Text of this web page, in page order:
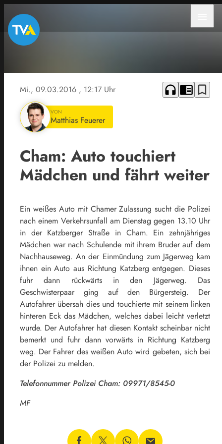
Mi., 09.03.2016 , 12:17 Uhr headphones chrome_reader_mode bookmark_border
VON
Matthias Feuerer
Cham: Auto touchiert
Mädchen und fährt weiter
Ein weißes Auto mit Chamer Zulassung sucht die Polizei
nach einem Verkehrsunfall am Dienstag gegen 13.10 Uhr
in der Katzberger Straße in Cham. Ein zehnjähriges
Mädchen war nach Schulende mit ihrem Bruder auf dem
Nachhauseweg. An der Einmündung zum Jägerweg kam
ihnen ein Auto aus Richtung Katzberg entgegen. Dieses
fuhr dann rückwärts in den Jägerweg. Das
Geschwisterpaar ging auf den Bürgersteig. Der
Autofahrer übersah dies und touchierte mit seinem linken
hinteren Eck das Mädchen, welches dabei leicht verletzt
wurde. Der Autofahrer hat diesen Kontakt scheinbar nicht
bemerkt und fuhr dann vorwärts in Richtung Katzberg
weg. Der Fahrer des weißen Auto wird gebeten, sich bei
der Polizei zu melden.
Telefonnummer Polizei Cham: 09971/8545-0
MF